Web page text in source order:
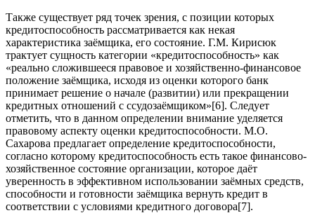
Также существует ряд точек зрения, с позиции которых
кредитоспособность рассматривается как некая
характеристика заёмщика, его состояние. Г.М. Кирисюк
трактует сущность категории «кредитоспособность» как
«реально сложившееся правовое и хозяйственно-финансовое
положение заёмщика, исходя из оценки которого банк
принимает решение о начале (развитии) или прекращении
кредитных отношений с ссудозаёмщиком»[6]. Следует
отметить, что в данном определении внимание уделяется
правовому аспекту оценки кредитоспособности. М.О.
Сахарова предлагает определение кредитоспособности,
согласно которому кредитоспособность есть такое финансово-
хозяйственное состояние организации, которое даёт
уверенность в эффективном использовании заёмных средств,
способности и готовности заёмщика вернуть кредит в
соответствии с условиями кредитного договора[7].